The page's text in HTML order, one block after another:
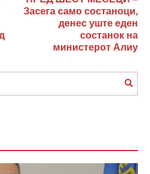
Засега само состаноци,
денес уште еден
состанок на
министерот Алиу